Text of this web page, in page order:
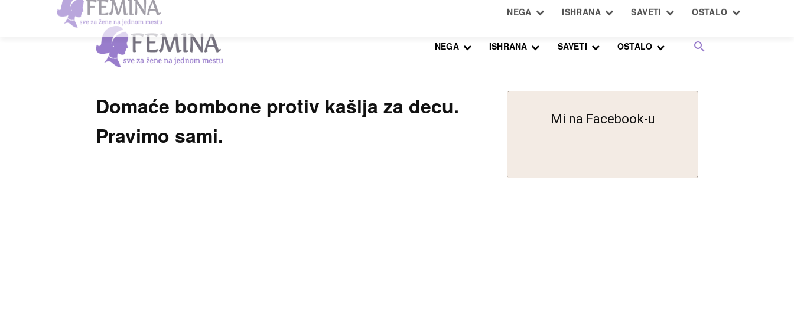
NEGA ISHRANA SAVETI OSTALO
Domaće bombone protiv kašlja za decu.
Pravimo sami.
Mi na Facebook-u